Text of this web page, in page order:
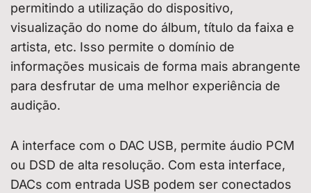
permitindo a utilização do dispositivo,
visualização do nome do álbum, título da faixa e
artista, etc. Isso permite o domínio de
informações musicais de forma mais abrangente
para desfrutar de uma melhor experiência de
audição.
A interface com o DAC USB, permite áudio PCM
ou DSD de alta resolução. Com esta interface,
DACs com entrada USB podem ser conectados